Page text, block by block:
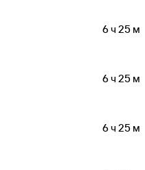
6 ч 25 м
6 ч 25 м
6 ч 25 м